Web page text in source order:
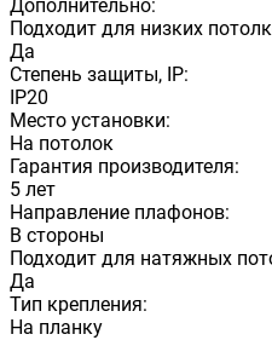
Дополнительно:
Подходит для низких
Да
Степень защиты, IP:
IP20
Место установки:
На потолок
Гарантия производителя:
5 лет
Направление плафонов:
В стороны
Подходит для натяжных
Да
Тип крепления:
На планку